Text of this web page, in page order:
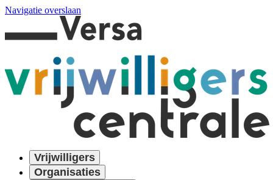
Navigatie overslaan
Vrijwilligers
Organisaties